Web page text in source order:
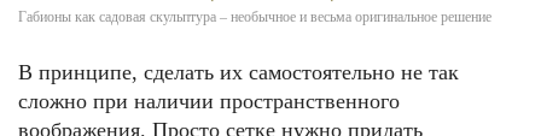
Габионы как садовая скульптура – необычное и весьма оригинальное решение
В принципе, сделать их самостоятельно не так
сложно при наличии пространственного
воображения. Просто сетке нужно придать